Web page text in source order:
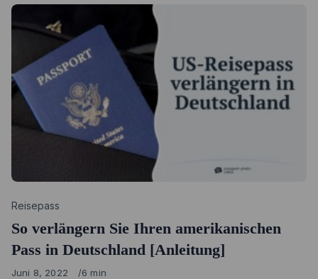
Category
Reisepass
So verlängern Sie Ihren amerikanischen
Pass in Deutschland [Anleitung]
Published
Juni 8, 2022 6 min